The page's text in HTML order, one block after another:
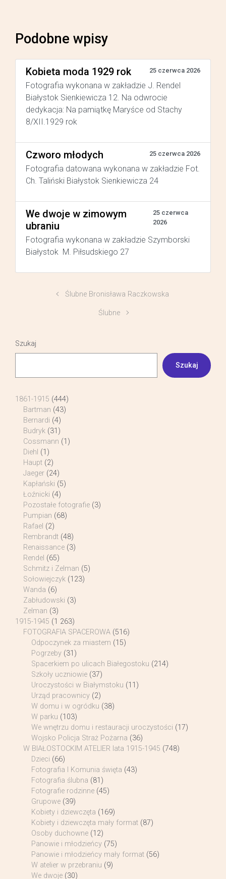
Podobne wpisy
Kobieta moda 1929 rok 25 czerwca 2026
Fotografia wykonana w zakładzie J. Rendel
Białystok Sienkiewicza 12. Na odwrocie
dedykacja: Na pamiątkę Maryśce od Stachy
8/XII.1929 rok
Czworo młodych 25 czerwca 2026
Fotografia datowana wykonana w zakładzie Fot.
Ch. Taliński Białystok Sienkiewicza 24
We dwoje w zimowym
ubraniu
25 czerwca
2026
Fotografia wykonana w zakładzie Szymborski
Białystok M. Piłsudskiego 27
Ślubne Bronisława Raczkowska
Ślubne
Szukaj
Szukaj
1861-1915 (444)
Bartman (43)
Bernardi (4)
Budryk (31)
Cossmann (1)
Diehl (1)
Haupt (2)
Jaeger (24)
Kapłański (5)
Łoźnicki (4)
Pozostałe fotografie (3)
Pumpian (68)
Rafael (2)
Rembrandt (48)
Renaissance (3)
Rendel (65)
Schmitz i Zelman (5)
Sołowiejczyk (123)
Wanda (6)
Zabłudowski (3)
Zelman (3)
1915-1945 (1 263)
FOTOGRAFIA SPACEROWA (516)
Odpoczynek za miastem (15)
Pogrzeby (31)
Spacerkiem po ulicach Białegostoku (214)
Szkoły uczniowie (37)
Uroczystości w Białymstoku (11)
Urząd pracownicy (2)
W domu i w ogródku (38)
W parku (103)
We wnętrzu domu i restauracji uroczystości (17)
Wojsko Policja Straż Pożarna (36)
W BIAŁOSTOCKIM ATELIER lata 1915-1945 (748)
Dzieci (66)
Fotografia I Komunia święta (43)
Fotografia ślubna (81)
Fotografie rodzinne (45)
Grupowe (39)
Kobiety i dziewczęta (169)
Kobiety i dziewczęta mały format (87)
Osoby duchowne (12)
Panowie i młodzieńcy (75)
Panowie i młodzieńcy mały format (56)
W atelier w przebraniu (9)
We dwoje (30)